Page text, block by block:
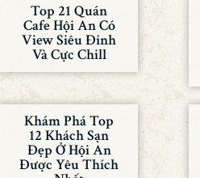
Top 21 Quán
Cafe Hội An Có
View Siêu Đỉnh
Và Cực Chill
Khám Phá Top
12 Khách Sạn
Đẹp Ở Hội An
Được Yêu Thích